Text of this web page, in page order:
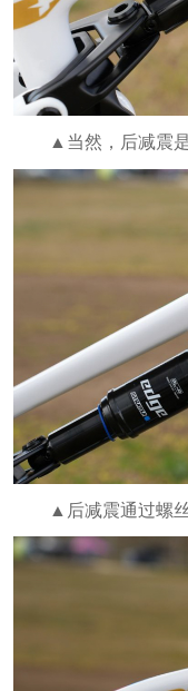
▲当然，后减震
▲后减震通过螺